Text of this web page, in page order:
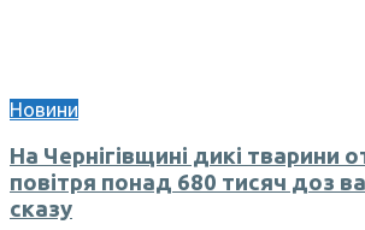
Новини
На Чернігівщині дикі тварини
повітря понад 680 тисяч доз
сказу